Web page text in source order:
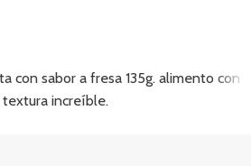
con sabor a fresa 135g. alimento con
textura increíble.